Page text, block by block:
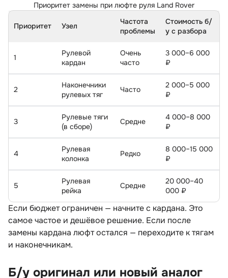
Приоритет замены при люфте руля Land Rover
Приоритет Узел
Частота
проблемы
Стоимость б/
у с разбора
1
Рулевой
кардан
Очень
часто
3 000–6 000
₽
2
Наконечники
рулевых тя
Часто
2 000–5 000
₽
3
Рулевые тяги
(в сборе)
Средне
4 000–8 000
₽
4
Рулевая
колонка
Редко
8 000–15 000
₽
5
Рулевая
рейка
Средне
20 000–40
000 ₽
Если бюджет ограничен — начните с кардана. Это
самое частое и дешёвое решение. Если после
замены кардана люфт остался — переходите к тягам
и наконечникам.
Б/у оригинал или новый анало